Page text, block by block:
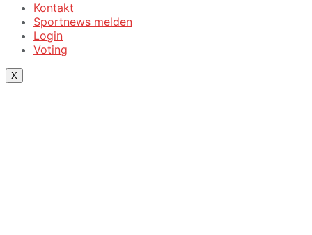
Kontakt
Sportnews melden
Login
Voting
X